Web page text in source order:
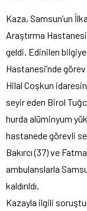
Kaza, Samsun’un
Araştırma
geldi. Edinilen
Hastanesi’nde görev
Hilal Coşkun
seyir eden Birol
hurda alüminyum
hastanede görevli
Bakırcı (37) ve
ambulanslarla
kaldırıldı.
Kazayla ilgili